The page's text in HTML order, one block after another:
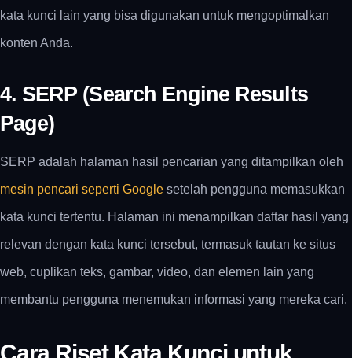
kata kunci lain yang bisa digunakan untuk mengoptimalkan
konten Anda.
4. SERP (Search Engine Results
Page)
SERP adalah halaman hasil pencarian yang ditampilkan oleh
mesin pencari seperti Google setelah pengguna memasukkan
kata kunci tertentu. Halaman ini menampilkan daftar hasil yang
relevan dengan kata kunci tersebut, termasuk tautan ke situs
web, cuplikan teks, gambar, video, dan elemen lain yang
membantu pengguna menemukan informasi yang mereka cari.